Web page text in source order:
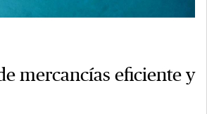
mercancías eficiente y